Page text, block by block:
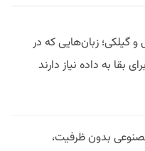
و گیلکی؛ زبان‌هایی که در
به داده نیاز دارند
بدون ظرفیت،